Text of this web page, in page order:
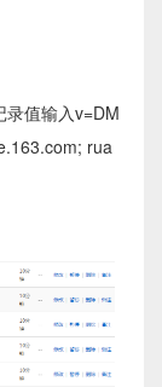
输入v=DM
rua